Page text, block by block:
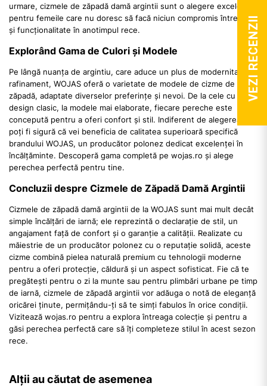
urmare, cizmele de zăpadă damă argintii sunt o alegere excelentă
pentru femeile care nu doresc să facă niciun compromis între stil
și funcționalitate în anotimpul rece.
Explorând Gama de Culori și Modele
Pe lângă nuanța de argintiu, care aduce un plus de modernitate și
rafinament, WOJAS oferă o varietate de modele de cizme de
zăpadă, adaptate diverselor preferințe și nevoi. De la cele cu
design clasic, la modele mai elaborate, fiecare pereche este
concepută pentru a oferi confort și stil. Indiferent de alegerea ta,
poți fi sigură că vei beneficia de calitatea superioară specifică
brandului WOJAS, un producător polonez dedicat excelenței în
încălțăminte. Descoperă gama completă pe wojas.ro și alege
perechea perfectă pentru tine.
Concluzii despre Cizmele de Zăpadă Damă Argintii
Cizmele de zăpadă damă argintii de la WOJAS sunt mai mult decât
simple încălțări de iarnă; ele reprezintă o declarație de stil, un
angajament față de confort și o garanție a calității. Realizate cu
măiestrie de un producător polonez cu o reputație solidă, aceste
cizme combină pielea naturală premium cu tehnologii moderne
pentru a oferi protecție, căldură și un aspect sofisticat. Fie că te
pregătești pentru o zi la munte sau pentru plimbări urbane pe timp
de iarnă, cizmele de zăpadă argintii vor adăuga o notă de eleganță
oricărei ținute, permițându-ți să te simți fabulos în orice condiții.
Vizitează wojas.ro pentru a explora întreaga colecție și pentru a
găsi perechea perfectă care să îți completeze stilul în acest sezon
rece.
Alții au căutat de asemenea
VEZI RECENZII